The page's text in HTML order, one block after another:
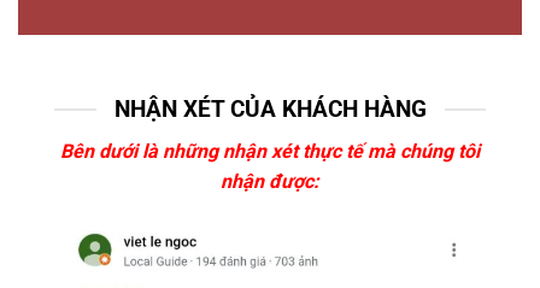
NHẬN XÉT CỦA KHÁCH HÀNG
Bên dưới là những nhận xét thực tế mà chúng tôi
nhận được: